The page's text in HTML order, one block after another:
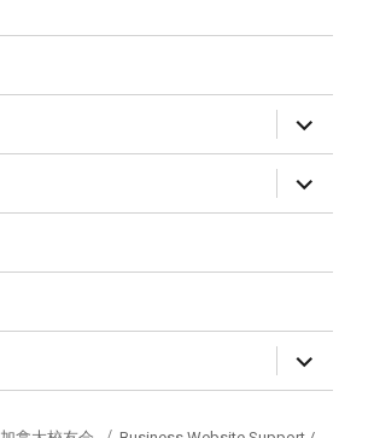
expand
child
menu
expand
child
menu
expand
child
menu